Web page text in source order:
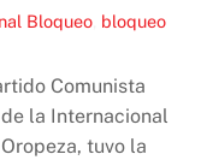
Bloqueo bloqueo
Comunista
la Internacional
tuvo la